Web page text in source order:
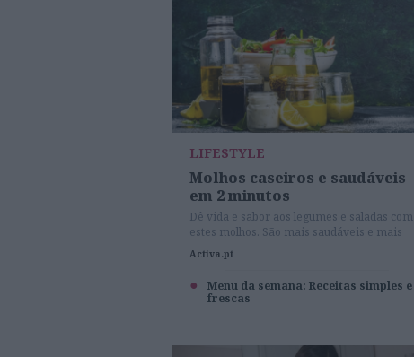
LIFESTYLE
Molhos caseiros e saudáveis
em 2 minutos
Dê vida e sabor aos legumes e saladas com
estes molhos. São mais saudáveis e mais
baratos que os vendidos em frasco, e tão
fáceis de fazer que até as crianças mais
pequenas podem ajudar.
Activa.pt
Menu da semana: Receitas simples e
frescas